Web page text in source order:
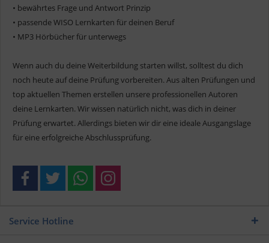
• bewährtes Frage und Antwort Prinzip
• passende WISO Lernkarten für deinen Beruf
• MP3 Hörbücher für unterwegs
Wenn auch du deine Weiterbildung starten willst, solltest du dich
noch heute auf deine Prüfung vorbereiten. Aus alten Prüfungen und
top aktuellen Themen erstellen unsere professionellen Autoren
deine Lernkarten. Wir wissen natürlich nicht, was dich in deiner
Prüfung erwartet. Allerdings bieten wir dir eine ideale Ausgangslage
für eine erfolgreiche Abschlussprüfung.
Service Hotline